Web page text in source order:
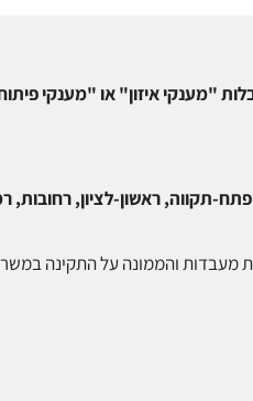
מקבלות "מענקי איזון" או
תקווה, ראשון-לציון, רחובות,
והממונה על התקינה